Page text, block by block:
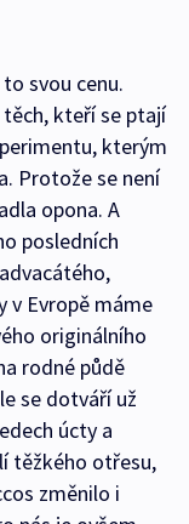
svou cenu.
kteří se ptají
kterým
Protože se není
opona. A
posledních
v Evropě máme
originálního
rodné půdě
se dotváří už
úcty a
těžkého otřesu,
změnilo i